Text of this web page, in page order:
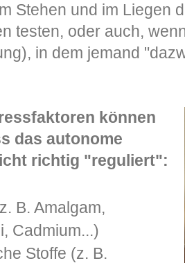
Stehen und im Liegen
testen, oder auch,
in dem jemand
können
das autonome
richtig "reguliert":
B. Amalgam,
Cadmium...)
Stoffe (z. B.